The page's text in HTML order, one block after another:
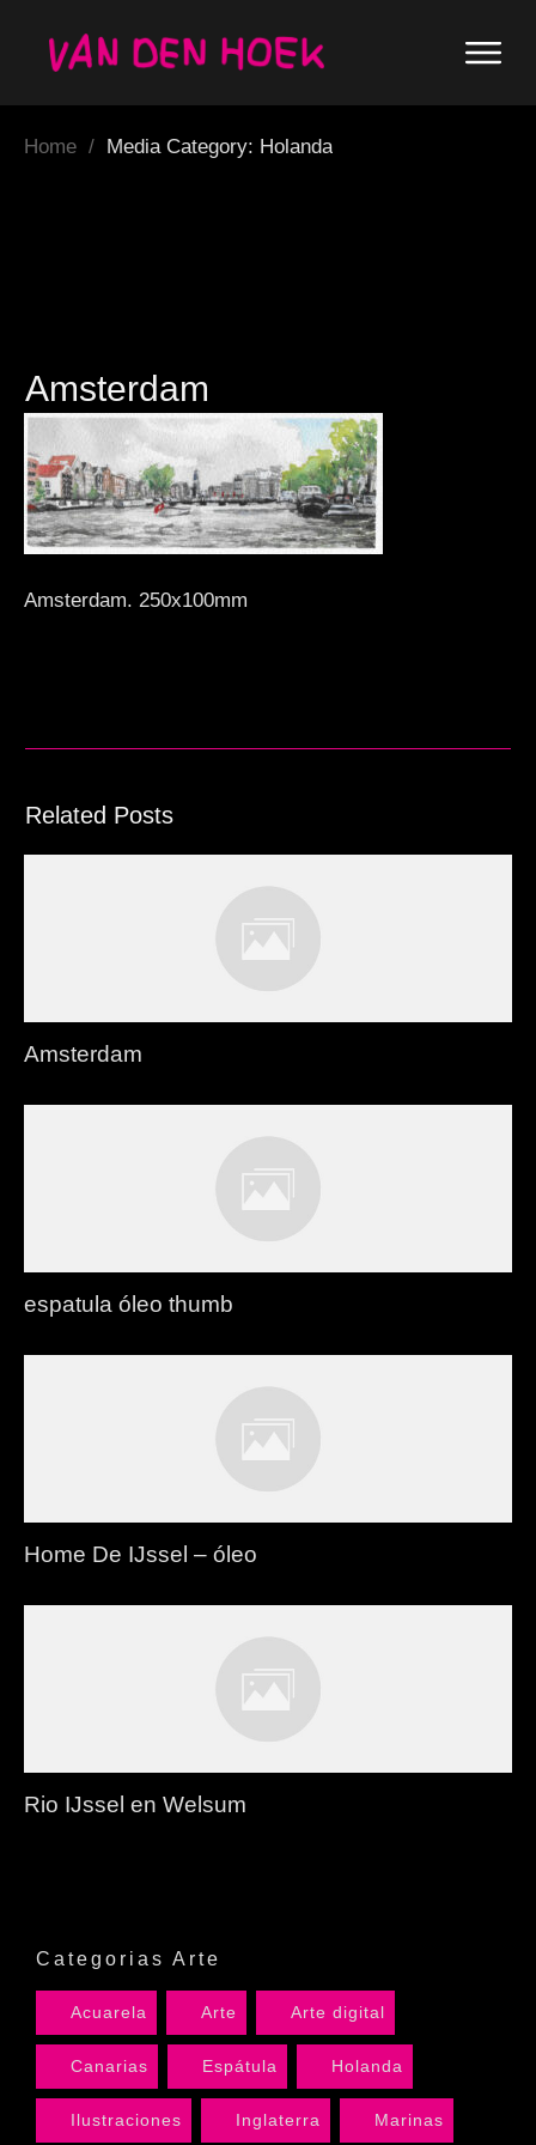
Home / Media Category: Holanda
Amsterdam
Amsterdam. 250x100mm
Related Posts
Amsterdam
espatula óleo thumb
Home De IJssel – óleo
Rio IJssel en Welsum
Categorias Arte
Acuarela Arte Arte digital
Canarias Espátula Holanda
Ilustraciones Inglaterra Marinas